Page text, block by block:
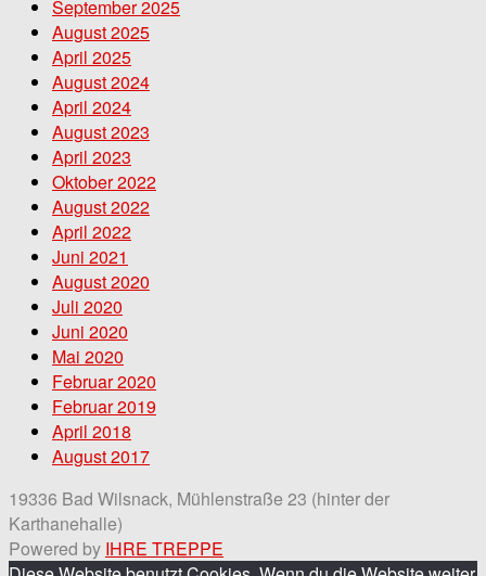
September 2025
August 2025
April 2025
August 2024
April 2024
August 2023
April 2023
Oktober 2022
August 2022
April 2022
Juni 2021
August 2020
Juli 2020
Juni 2020
Mai 2020
Februar 2020
Februar 2019
April 2018
August 2017
19336 Bad Wilsnack, Mühlenstraße 23 (hinter der
Karthanehalle)
Powered by IHRE TREPPE